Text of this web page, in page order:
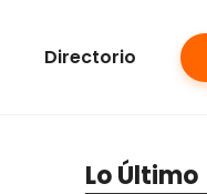
Directorio
Lo Último